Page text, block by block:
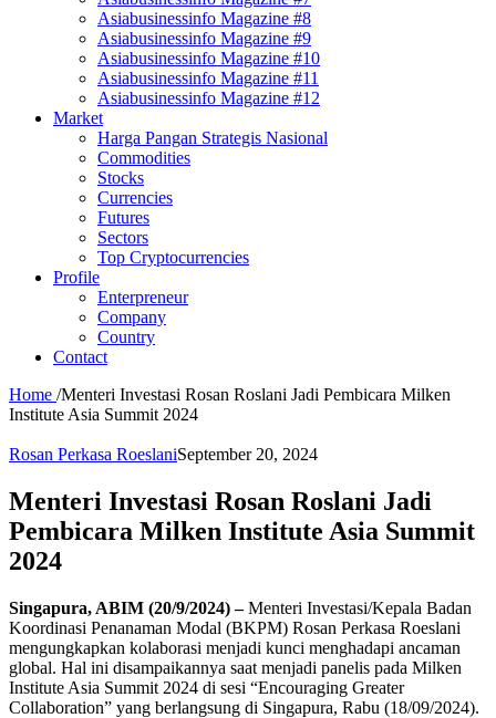
Asiabusinessinfo Magazine #8
Asiabusinessinfo Magazine #9
Asiabusinessinfo Magazine #10
Asiabusinessinfo Magazine #11
Asiabusinessinfo Magazine #12
Market
Harga Pangan Strategis Nasional
Commodities
Stocks
Currencies
Futures
Sectors
Top Cryptocurrencies
Profile
Enterpreneur
Company
Country
Contact
Home /Menteri Investasi Rosan Roslani Jadi Pembicara Milken
Institute Asia Summit 2024
Rosan Perkasa RoeslaniSeptember 20, 2024
Menteri Investasi Rosan Roslani Jadi
Pembicara Milken Institute Asia Summit
2024
Singapura, ABIM (20/9/2024) –Menteri Investasi/Kepala Badan
Koordinasi Penanaman Modal (BKPM) Rosan Perkasa Roeslani
mengungkapkan kolaborasi menjadi kunci menghadapi ancaman
global. Hal ini disampaikannya saat menjadi panelis pada Milken
Institute Asia Summit 2024 di sesi “Encouraging Greater
Collaboration” yang berlangsung di Singapura, Rabu (18/09/2024).